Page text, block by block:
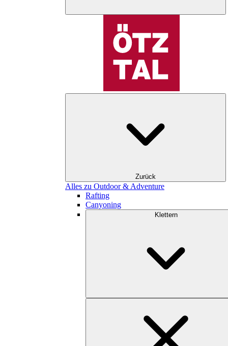
Zurück
Alles zu Outdoor & Adventure
Rafting
Canyoning
Klettern